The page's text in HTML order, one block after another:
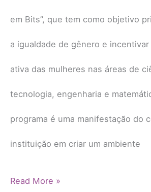
em Bits”, que tem como objetivo
a igualdade de gênero e
ativa das mulheres nas áreas de
tecnologia, engenharia e
programa é uma manifestação do
instituição em criar um ambiente
Read More »